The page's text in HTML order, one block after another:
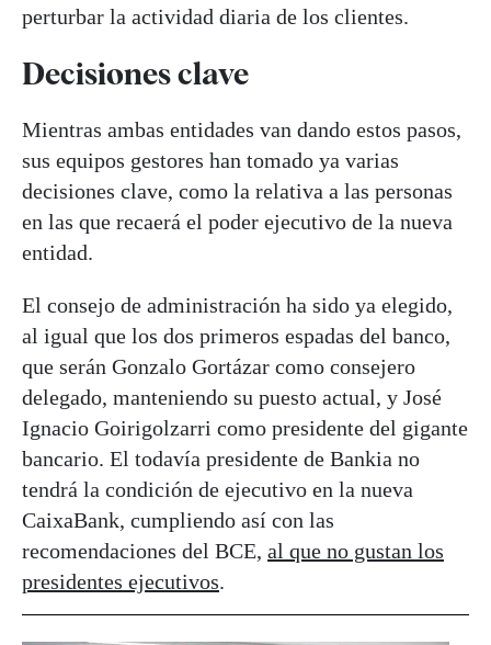
perturbar la actividad diaria de los clientes.
Decisiones clave
Mientras ambas entidades van dando estos pasos,
sus equipos gestores han tomado ya varias
decisiones clave, como la relativa a las personas
en las que recaerá el poder ejecutivo de la nueva
entidad.
El consejo de administración ha sido ya elegido,
al igual que los dos primeros espadas del banco,
que serán Gonzalo Gortázar como consejero
delegado, manteniendo su puesto actual, y José
Ignacio Goirigolzarri como presidente del gigante
bancario. El todavía presidente de Bankia no
tendrá la condición de ejecutivo en la nueva
CaixaBank, cumpliendo así con las
recomendaciones del BCE, al que no gustan los
presidentes ejecutivos.